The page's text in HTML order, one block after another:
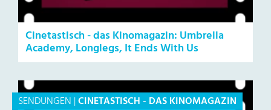
Cinetastisch - das Kinomagazin: Umbrella
Academy, Longlegs, It Ends With Us
SENDUNGEN |CINETASTISCH - DAS KINOMAGAZIN